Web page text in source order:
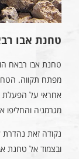
טחנת אבו
מפתח תקווה.
אחראי על הפעלת
מגרמניה והחליפו
נקודה זאת נהדרת
ובצמוד אל טחנת